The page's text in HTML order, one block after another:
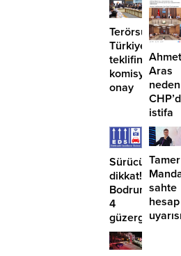
duyurusuhâlâ
proje
Terörsüz
Türkiye
teklifine
komisyondan
onay
Ahmet
Aras
neden
istifa
Sürücüler
dikkat!
Bodrum’da
4
güzergahta
EDS
başlıyor
Tamer
sahte
hesap